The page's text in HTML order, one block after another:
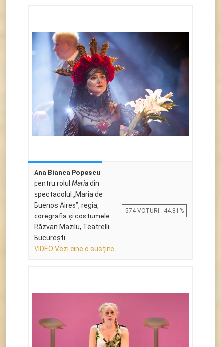
Ana Bianca Popescu
pentru rolul Mariadin
spectacolul „Maria de
Buenos Aires”, regia,
coregrafia și costumele
Răzvan Mazilu, Teatrelli
Bucureşti
VIDEO Vezi cine o susține
574 VOTURI - 44.81%